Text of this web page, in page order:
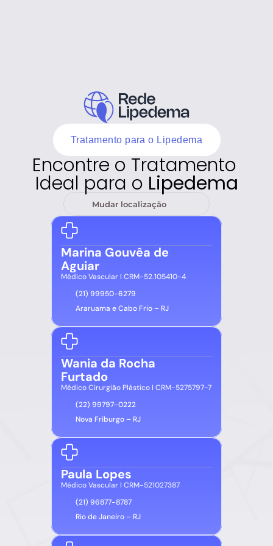
Tratamento para o Lipedema
Encontre o Tratamento
Ideal para o Lipedema
Mudar localização
Marina Gouvêa de
Aguiar
Médico Vascular I CRM-52.105410-4
(21) 99950-6279
Araruama e Cabo Frio – RJ
Wania da Rocha
Furtado
Médico Cirurgião Plástico I CRM-5275797-7
(22) 99797-0222
Nova Friburgo – RJ
Paula Lopes
Médico Vascular I CRM-521027387
(21) 96877-8787
Rio de Janeiro – RJ